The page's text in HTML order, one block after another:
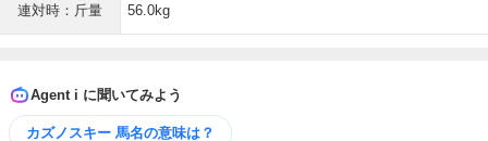
連対時：斤量 56.0kg
Agent i に聞いてみよう
カズノスキー 馬名の意味は？